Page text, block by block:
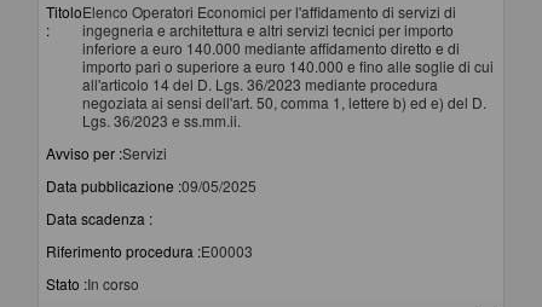
Titolo
:
Elenco Operatori Economici per l'affidamento di servizi di
ingegneria e architettura e altri servizi tecnici per importo
inferiore a euro 140.000 mediante affidamento diretto e di
importo pari o superiore a euro 140.000 e fino alle soglie di cui
all'articolo 14 del D. Lgs. 36/2023 mediante procedura
negoziata ai sensi dell'art. 50, comma 1, lettere b) ed e) del D.
Lgs. 36/2023 e ss.mm.ii.
Avviso per :Servizi
Data pubblicazione :09/05/2025
Data scadenza :
Riferimento procedura :E00003
Stato :In corso